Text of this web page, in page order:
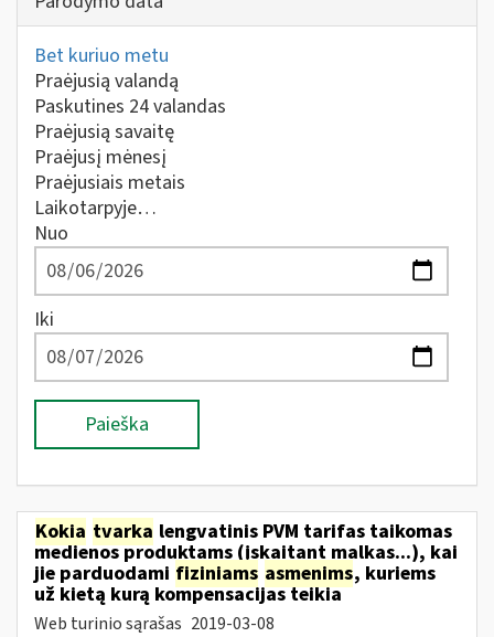
Bet kuriuo metu
Praėjusią valandą
Paskutines 24 valandas
Praėjusią savaitę
Praėjusį mėnesį
Praėjusiais metais
Laikotarpyje…
Nuo
Iki
Paieška
Kokia tvarka lengvatinis PVM tarifas taikomas
medienos produktams (įskaitant malkas...), kai
jie parduodami fiziniams asmenims, kuriems
už kietą kurą kompensacijas teikia
Web turinio sąrašas 2019-03-08